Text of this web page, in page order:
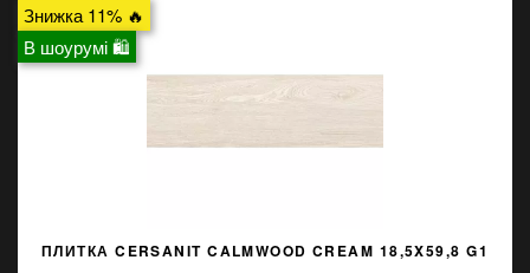
Знижка 11% 🔥
В шоурумі 🛍
ПЛИТКА CERSANIT CALMWOOD CREAM 18,5X59,8 G1